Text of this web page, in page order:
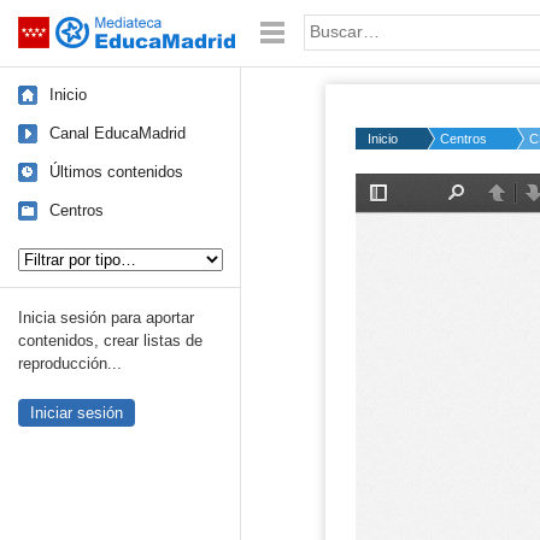
Saltar navegación Palabra o frase:
Inicio
Canal EducaMadrid
Últimos contenidos
Centros
Inicia sesión para aportar
contenidos, crear listas de
reproducción...
Iniciar sesión
Inicio Centros